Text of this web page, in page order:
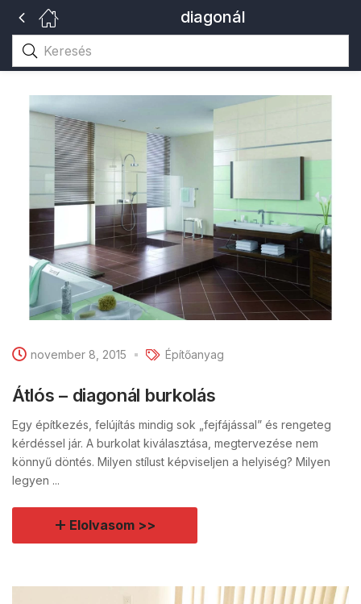
diagonál
november 8, 2015 Építőanyag
Átlós – diagonál burkolás
Egy építkezés, felújítás mindig sok „fejfájással” és rengeteg
kérdéssel jár. A burkolat kiválasztása, megtervezése nem
könnyű döntés. Milyen stílust képviseljen a helyiség? Milyen
legyen ...
Elolvasom >>